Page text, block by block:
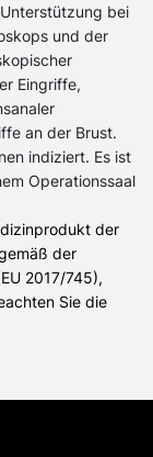
bei
und der
Eingriffe,
an der Brust.
indiziert. Es ist
Operationssaal
der
der
2017/745),
Sie die